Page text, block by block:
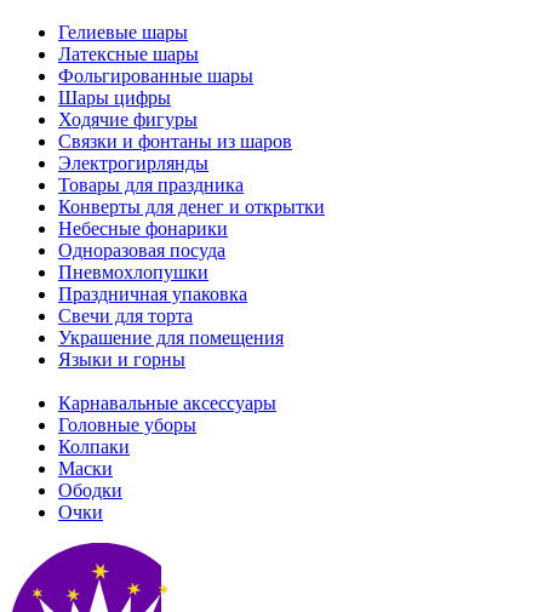
Гелиевые шары
Латексные шары
Фольгированные шары
Шары цифры
Ходячие фигуры
Связки и фонтаны из шаров
Электрогирлянды
Товары для праздника
Конверты для денег и открытки
Небесные фонарики
Одноразовая посуда
Пневмохлопушки
Праздничная упаковка
Свечи для торта
Украшение для помещения
Языки и горны
Карнавальные аксессуары
Головные уборы
Колпаки
Маски
Ободки
Очки